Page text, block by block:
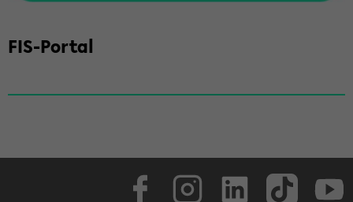
FIS-​Portal
Face­book